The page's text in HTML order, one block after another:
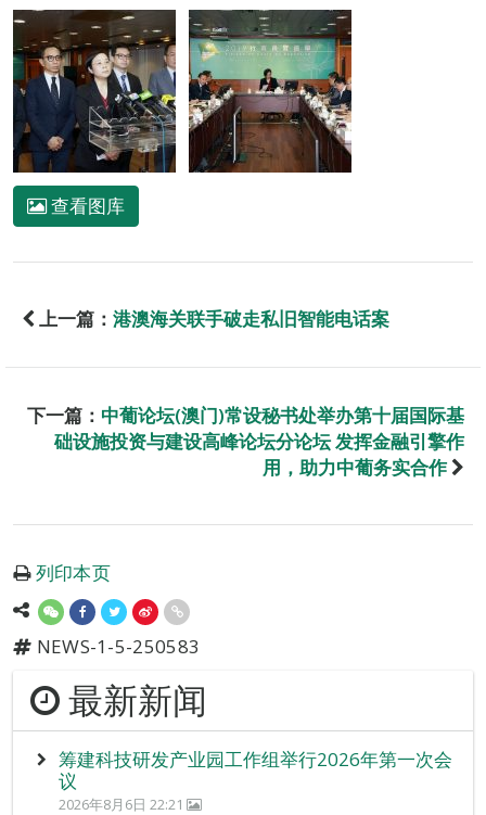
查看图库
上一篇： 港澳海关联手破走私旧智能电话案
下一篇： 中葡论坛(澳门)常设秘书处举办第十届国际基
础设施投资与建设高峰论坛分论坛 发挥金融引擎作
用，助力中葡务实合作
列印本页
NEWS-1-5-250583
最新新闻
筹建科技研发产业园工作组举行2026年第一次会
议
2026年8月6日 22:21